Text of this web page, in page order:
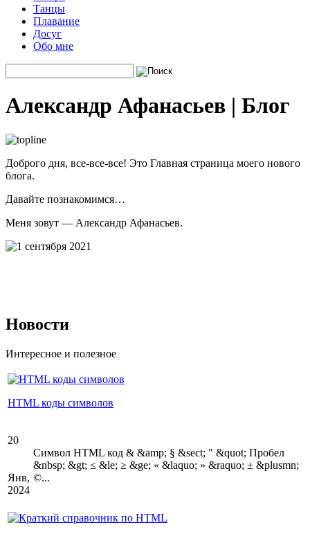
Танцы
Плавание
Досуг
Обо мне
Александр Афанасьев | Блог
Доброго дня, все-все-все! Это Главная страница моего нового
блога.
Давайте познакомимся…
Меня зовут — Александр Афанасьев.
Новости
Интересное и полезное
HTML коды символов
20
Символ HTML код & &amp; § &sect; " &quot; Пробел
&nbsp; &gt; ≤ &le; ≥ &ge; « &laquo; » &raquo; ± &plusmn;
©...
Янв,
2024